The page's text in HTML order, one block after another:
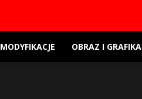
MODYFIKACJE OBRAZ I GRAFIKA